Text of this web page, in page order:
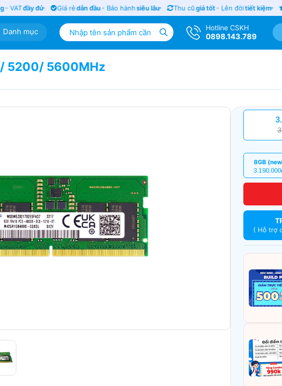
VATđầy đủ Giá rẻ dẫn đầu- Bảo hànhsiêu lâu Thu cũ giá tốt- Lên đờitiết kiệm
Danh mục Hotline CSKH
0898.143.789
5200/ 5600MHz
8GB
( Hỗ trợ